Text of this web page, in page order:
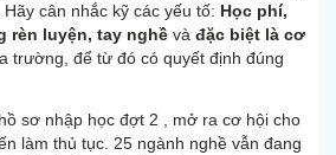
cân nhắc kỹ các yếu tố: Học phí,
rèn luyện, tay nghề và đặc biệt là cơ
trường, để từ đó có quyết định đúng
sơ nhập học đợt 2 , mở ra cơ hội cho
làm thủ tục. 25 ngành nghề vẫn đang